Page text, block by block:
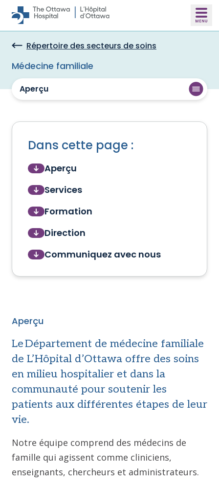
Skip to main content
Répertoire des secteurs de soins
Médecine familiale
Aperçu
Dans cette page :
Aperçu
Services
Formation
Direction
Communiquez avec nous
Aperçu
Le Département de médecine familiale
de L’Hôpital d’Ottawa offre des soins
en milieu hospitalier et dans la
communauté pour soutenir les
patients aux différentes étapes de leur
vie.
Notre équipe comprend des médecins de
famille qui agissent comme cliniciens,
enseignants, chercheurs et administrateurs.